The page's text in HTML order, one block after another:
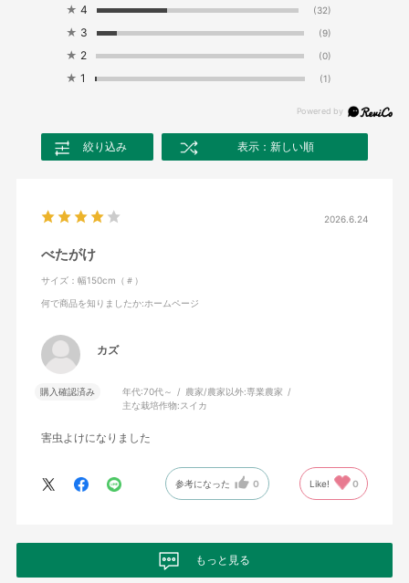
★ 4 (32)
★ 3 (9)
★ 2 (0)
★ 1 (1)
絞り込み 表示：新しい順
2026.6.24
べたがけ
サイズ：幅150cm（＃）
何で商品を知りましたか:ホームページ
カズ
購入確認済み 年代:70代～ 農家/農家以外:専業農家
主な栽培作物: スイカ
害虫よけになりました
参考になった 0 Like! 0
もっと見る